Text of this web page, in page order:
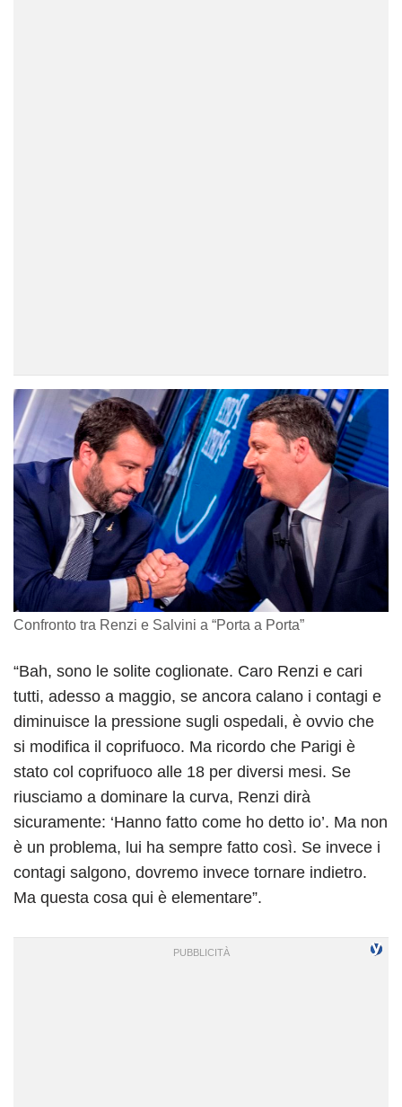
Confronto tra Renzi e Salvini a “Porta a Porta”
“Bah, sono le solite coglionate. Caro Renzi e cari
tutti, adesso a maggio, se ancora calano i contagi e
diminuisce la pressione sugli ospedali, è ovvio che
si modifica il coprifuoco. Ma ricordo che Parigi è
stato col coprifuoco alle 18 per diversi mesi. Se
riusciamo a dominare la curva, Renzi dirà
sicuramente: ‘Hanno fatto come ho detto io’. Ma non
è un problema, lui ha sempre fatto così. Se invece i
contagi salgono, dovremo invece tornare indietro.
Ma questa cosa qui è elementare”.